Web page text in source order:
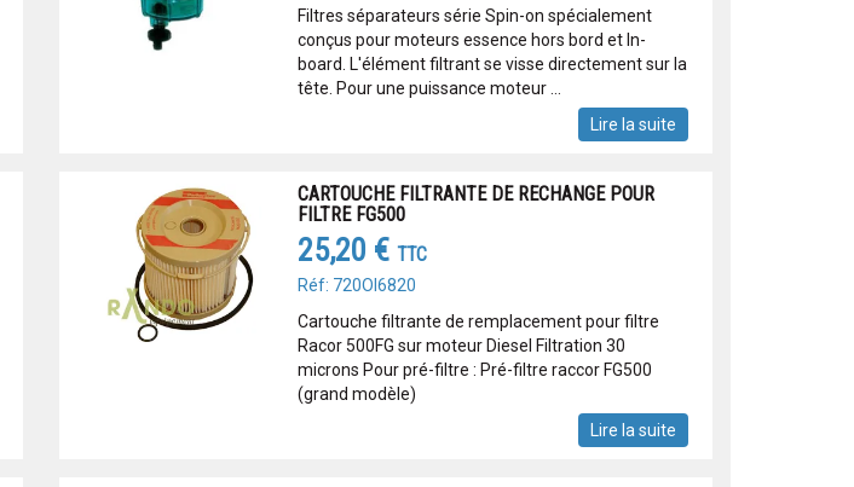
Filtres séparateurs série Spin-on spécialement
conçus pour moteurs essence hors bord et In-
board. L'élément filtrant se visse directement sur la
tête. Pour une puissance moteur ...
Lire la suite
CARTOUCHE FILTRANTE DE RECHANGE POUR
FILTRE FG500
25,20 € TTC
Réf: 720OI6820
Cartouche filtrante de remplacement pour filtre
Racor 500FG sur moteur Diesel Filtration 30
microns Pour pré-filtre : Pré-filtre raccor FG500
(grand modèle)
Lire la suite